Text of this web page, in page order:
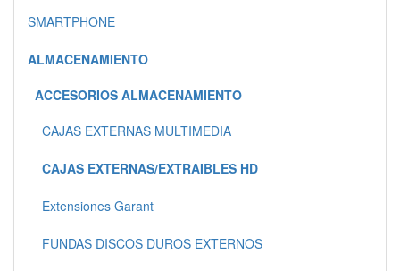
SMARTPHONE
ALMACENAMIENTO
ACCESORIOS ALMACENAMIENTO
CAJAS EXTERNAS MULTIMEDIA
CAJAS EXTERNAS/EXTRAIBLES HD
Extensiones Garant
FUNDAS DISCOS DUROS EXTERNOS